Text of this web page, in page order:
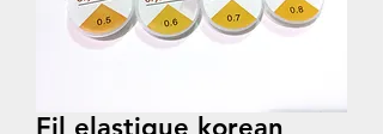
Fil elastique korean